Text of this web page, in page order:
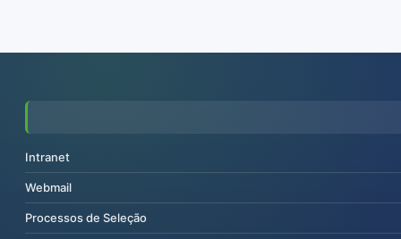
Intranet
Webmail
Processos de Seleção